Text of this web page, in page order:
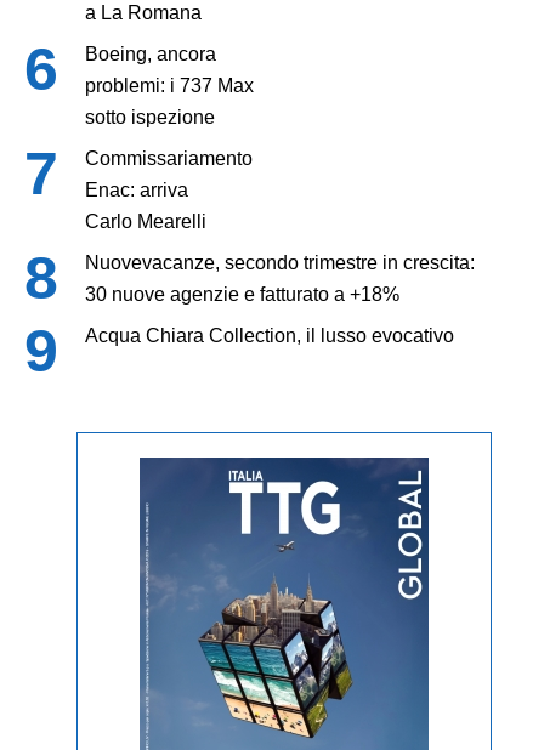
a La Romana
Boeing, ancora
problemi: i 737 Max
sotto ispezione
Commissariamento
Enac: arriva
Carlo Mearelli
Nuovevacanze, secondo trimestre in crescita:
30 nuove agenzie e fatturato a +18%
Acqua Chiara Collection, il lusso evocativo